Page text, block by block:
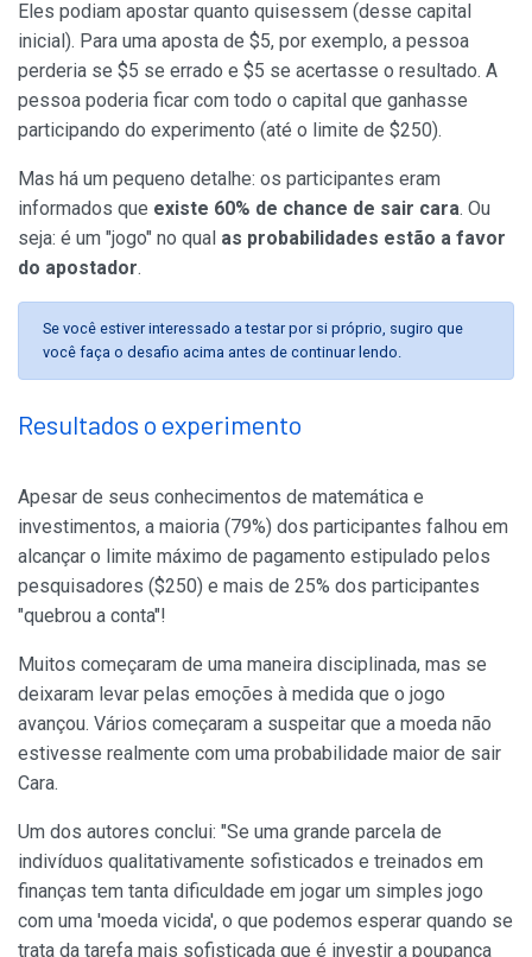
Eles podiam apostar quanto quisessem (desse capital
inicial). Para uma aposta de $5, por exemplo, a pessoa
perderia se $5 se errado e $5 se acertasse o resultado. A
pessoa poderia ficar com todo o capital que ganhasse
participando do experimento (até o limite de $250).
Mas há um pequeno detalhe: os participantes eram
informados que existe 60% de chance de sair cara. Ou
seja: é um "jogo" no qual as probabilidades estão a favor
do apostador.
Se você estiver interessado a testar por si próprio, sugiro que
você faça o desafio acima antes de continuar lendo.
Resultados o experimento
Apesar de seus conhecimentos de matemática e
investimentos, a maioria (79%) dos participantes falhou em
alcançar o limite máximo de pagamento estipulado pelos
pesquisadores ($250) e mais de 25% dos participantes
"quebrou a conta"!
Muitos começaram de uma maneira disciplinada, mas se
deixaram levar pelas emoções à medida que o jogo
avançou. Vários começaram a suspeitar que a moeda não
estivesse realmente com uma probabilidade maior de sair
Cara.
Um dos autores conclui: "Se uma grande parcela de
indivíduos qualitativamente sofisticados e treinados em
finanças tem tanta dificuldade em jogar um simples jogo
com uma 'moeda vicida', o que podemos esperar quando se
trata da tarefa mais sofisticada que é investir a poupança